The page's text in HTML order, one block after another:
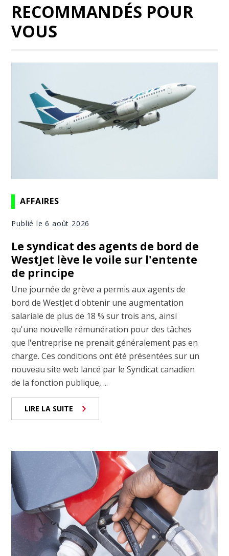
RECOMMANDÉS POUR
VOUS
AFFAIRES
Publié le 6 août 2026
Le syndicat des agents de bord de
WestJet lève le voile sur l'entente
de principe
Une journée de grève a permis aux agents de
bord de WestJet d'obtenir une augmentation
salariale de plus de 18 % sur trois ans, ainsi
qu'une nouvelle rémunération pour des tâches
que l'entreprise ne prenait généralement pas en
charge. Ces conditions ont été présentées sur un
nouveau site web lancé par le Syndicat canadien
de la fonction publique, ...
LIRE LA SUITE